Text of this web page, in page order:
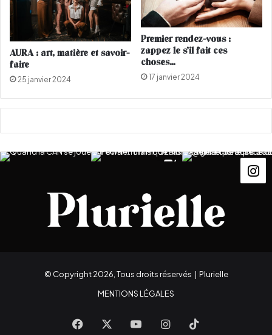
e
a
n
c
e
r
d
l
r
n
t
r
e
AURA : art, matière et savoir-
faire
25 janvier 2024
Premier rendez-vous :
zappez le s’il fait ces
choses…
17 janvier 2024
© Copyright 2026, Tous droits réservés | Plurielle
MENTIONS LÉGALES
Facebook YouTubeInstagram